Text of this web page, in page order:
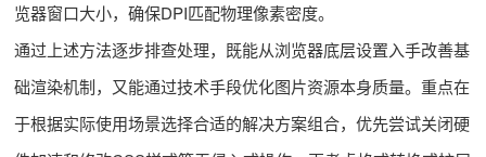
览器窗口大小，确保DPI匹配物理像素密度。
通过上述方法逐步排查处理，既能从浏览器底层设置入手改善基
础渲染机制，又能通过技术手段优化图片资源本身质量。重点在
于根据实际使用场景选择合适的解决方案组合，优先尝试关闭硬